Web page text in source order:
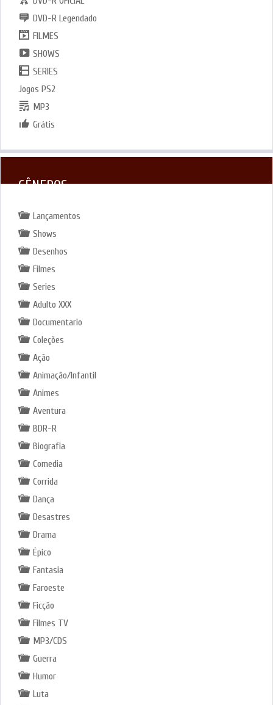
DVD-R Legendado
FILMES
SHOWS
SERIES
Jogos PS2
MP3
Grátis
GÊNEROS
Lançamentos
Shows
Desenhos
Filmes
Series
Adulto XXX
Documentario
Coleções
Ação
Animação/Infantil
Animes
Aventura
BDR-R
Biografia
Comedia
Corrida
Dança
Desastres
Drama
Épico
Fantasia
Faroeste
Ficção
Filmes TV
MP3/CDS
Guerra
Humor
Luta